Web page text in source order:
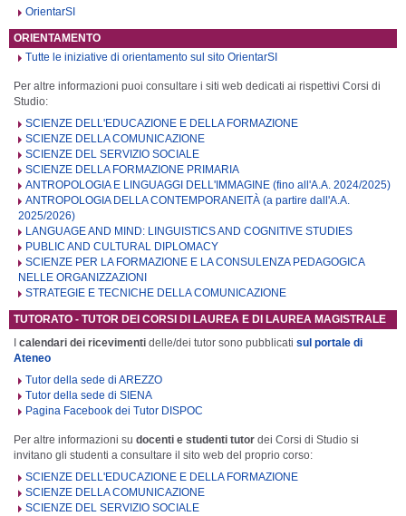
OrientarSI
ORIENTAMENTO
Tutte le iniziative di orientamento sul sito OrientarSI
Per altre informazioni puoi consultare i siti web dedicati ai rispettivi Corsi di
Studio:
SCIENZE DELL'EDUCAZIONE E DELLA FORMAZIONE
SCIENZE DELLA COMUNICAZIONE
SCIENZE DEL SERVIZIO SOCIALE
SCIENZE DELLA FORMAZIONE PRIMARIA
ANTROPOLOGIA E LINGUAGGI DELL'IMMAGINE (fino all'A.A. 2024/2025)
ANTROPOLOGIA DELLA CONTEMPORANEITÀ (a partire dall'A.A.
2025/2026)
LANGUAGE AND MIND: LINGUISTICS AND COGNITIVE STUDIES
PUBLIC AND CULTURAL DIPLOMACY
SCIENZE PER LA FORMAZIONE E LA CONSULENZA PEDAGOGICA
NELLE ORGANIZZAZIONI
STRATEGIE E TECNICHE DELLA COMUNICAZIONE
TUTORATO - TUTOR DEI CORSI DI LAUREA E DI LAUREA MAGISTRALE
calendari dei ricevimenti delle/dei tutor sono pubblicati sul portale di
Ateneo
Tutor della sede di AREZZO
Tutor della sede di SIENA
Pagina Facebook dei Tutor DISPOC
Per altre informazioni su docenti e studenti tutor dei Corsi di Studio si
invitano gli studenti a consultare il sito web del proprio corso:
SCIENZE DELL'EDUCAZIONE E DELLA FORMAZIONE
SCIENZE DELLA COMUNICAZIONE
SCIENZE DEL SERVIZIO SOCIALE